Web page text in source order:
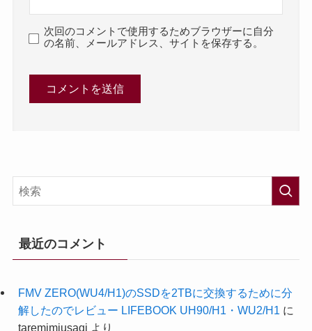
次回のコメントで使用するためブラウザーに自分
の名前、メールアドレス、サイトを保存する。
最近のコメント
FMV ZERO(WU4/H1)のSSDを2TBに交換するために分
解したのでレビュー LIFEBOOK UH90/H1・WU2/H1 に
taremimiusagi より